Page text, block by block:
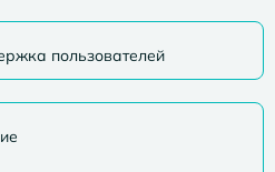
пользователей